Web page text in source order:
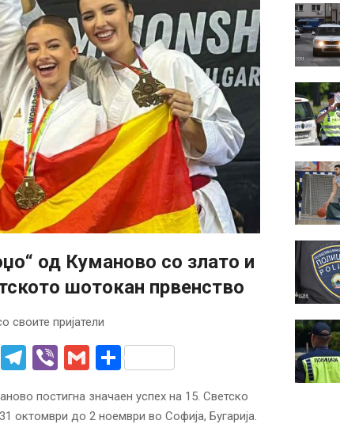
од Куманово со злато и
шотокан првенство
своите пријатели
Messenger
Telegram
ViberGmailShare
постигна значаен успех на 15. Светско
октомври до 2 ноември во Софија, Бугарија.